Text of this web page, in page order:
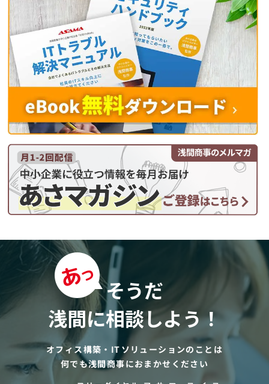
そうだ
浅間に相談しよう！
オフィス構築・ITソリューションのことは
何でも浅間商事におまかせください